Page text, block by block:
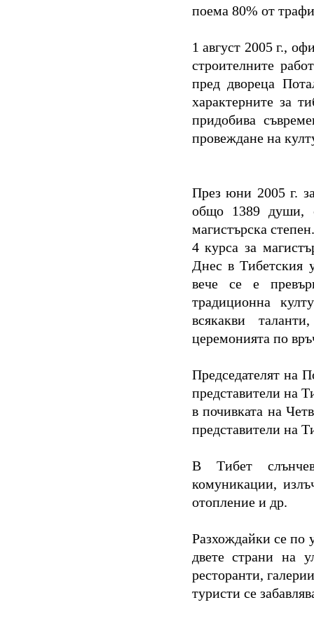
поема 80% от
1 август 2005 г.,
строителните
пред двореца
характерните за
придобива
провеждане на
През юни 2005 г.
общо 1389 души,
магистърска
4 курса за
Днес в Тибетския
вече се е
традиционна
всякакви
церемонията по
Председателят на
представители на
в почивката на
представители на
В Тибет
комуникации,
отопление и др.
Разхождайки се по
двете страни на
ресторанти,
туристи се